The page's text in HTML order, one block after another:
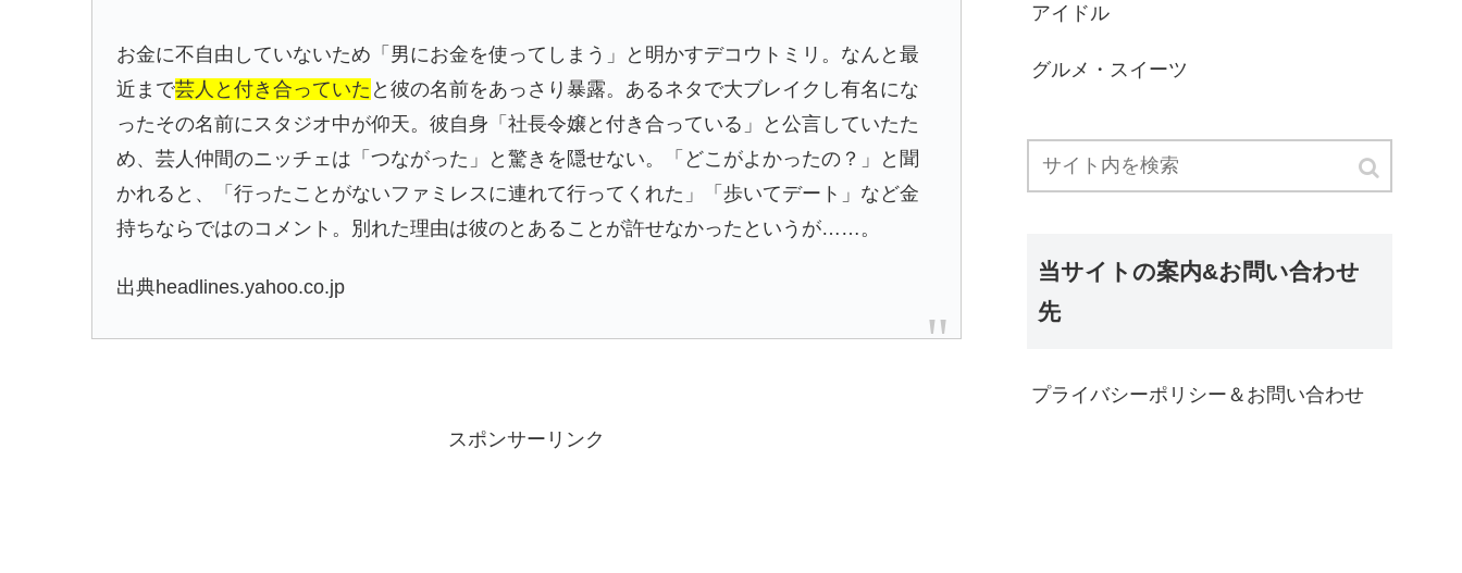
お金に不自由していないため「男にお金を使ってしまう」と明かすデコウトミリ。なんと最
近まで芸人と付き合っていた と彼の名前をあっさり暴露。あるネタで大ブレイクし有名にな
ったその名前にスタジオ中が仰天。彼自身「社長令嬢と付き合っている」と公言していたた
め、芸人仲間のニッチェは「つながった」と驚きを隠せない。「どこがよかったの？」と聞
かれると、「行ったことがないファミレスに連れて行ってくれた」「歩いてデート」など金
持ちならではのコメント。別れた理由は彼のとあることが許せなかったというが……。
出典headlines.yahoo.co.jp
スポンサーリンク
アイドル
グルメ・スイーツ
当サイトの案内&お問い合わせ
先
プライバシーポリシー＆お問い合わせ